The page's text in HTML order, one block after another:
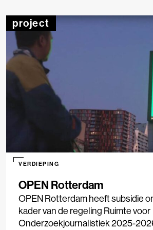
project
OPEN Rotterdam
VERDIEPING
OPEN Rotterdam heeft subsidie
kader van de regeling Ruimte voor
Onderzoekjournalistiek 2025-